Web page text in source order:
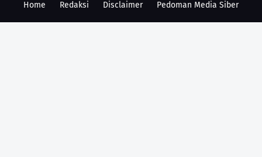
Home
Redaksi Disclaimer Pedoman Media Siber